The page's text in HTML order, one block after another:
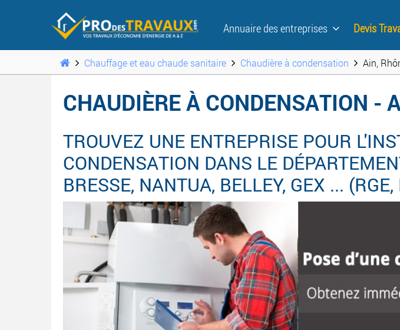
Annuaire des entreprises Devis
Chauffage et eau chaude sanitaire Chaudière à condensation Ain,
CHAUDIÈRE À CONDENSATION -
TROUVEZ UNE ENTREPRISE POUR
CONDENSATION DANS LE
BRESSE, NANTUA, BELLEY, GEX ...